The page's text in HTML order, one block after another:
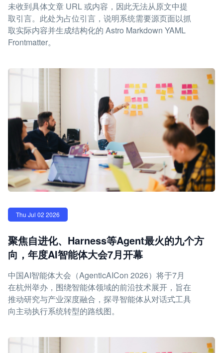
未收到具体文章 URL 或内容，因此无法从原文中提
取引言。此处为占位引言，说明系统需要源页面以抓
取实际内容并生成结构化的 Astro Markdown YAML
Frontmatter。
Thu Jul 02 2026
聚焦自进化、Harness等Agent最火的九个方
向，年度AI智能体大会7月开幕
中国AI智能体大会（AgenticAICon 2026）将于7月
在杭州举办，围绕智能体领域的前沿技术展开，旨在
推动研究与产业深度融合，探寻智能体从对话式工具
向主动执行系统转型的路线图。